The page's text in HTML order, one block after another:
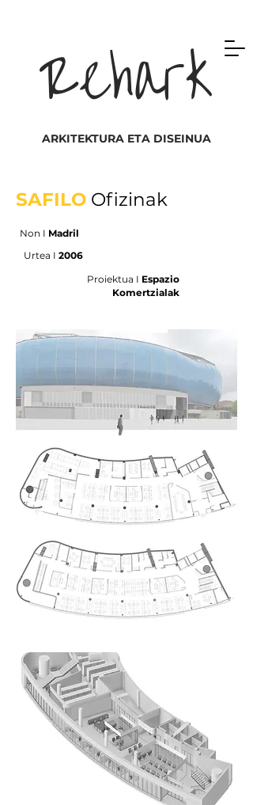
Rehark
ARKITEKTURA ETA DISEINUA
SAFILO Ofizinak
Non I Madril
Urtea I 2006
Proiektua I Espazio
Komertzialak